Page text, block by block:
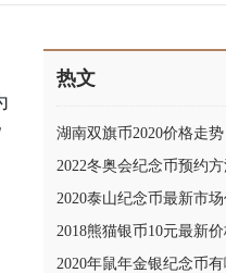
热文
湖南双旗币2020价格走
2022冬奥会纪念币预约
2020泰山纪念币最新市
2018熊猫银币10元最新
2020年鼠年金银纪念币